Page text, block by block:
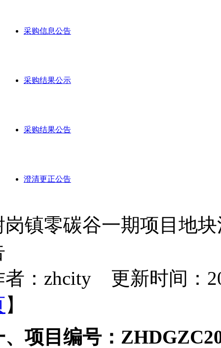
采购信息公告
采购结果公示
采购结果公告
澄清更正公告
岗镇零碳谷一期项目地
者：zhcity 更新时间：
】
项目编号：